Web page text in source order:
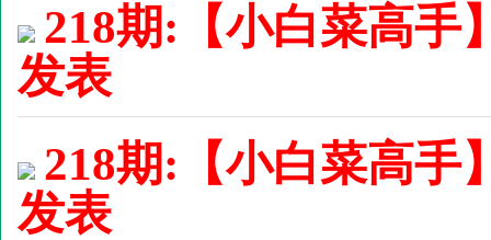
218期:【小白菜高手
发表
218期:【小白菜高手
发表